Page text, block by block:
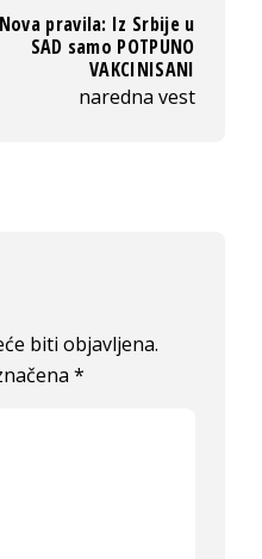
Nova pravila: Iz Srbije u
SAD samo POTPUNO
VAKCINISANI
naredna vest
biti objavljena.
*